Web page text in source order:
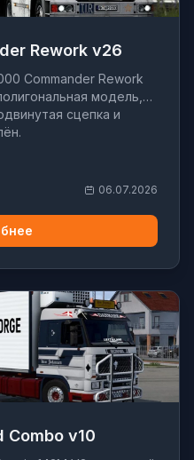
Rework v26
Commander Rework
модель,
сцепка и
06.07.2026
Combo v10